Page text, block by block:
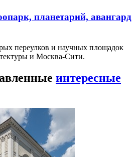
планетарий, авангард
переулков и научных площадок
и Москва-Сити.
интересные